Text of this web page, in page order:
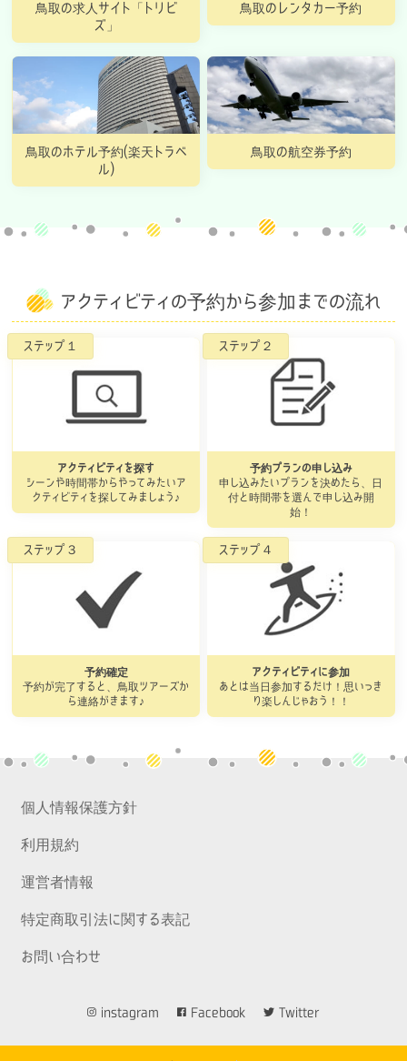
鳥取の求人サイト「トリビ
ズ」
鳥取のレンタカー予約
鳥取のホテル予約(楽天トラベ
ル)
鳥取の航空券予約
アクティビティの予約から参加までの流れ
アクティビティを探す
シーンや時間帯からやってみたいア
クティビティを探してみましょう♪
予約プランの申し込み
申し込みたいプランを決めたら、日
付と時間帯を選んで申し込み開
始！
予約確定
予約が完了すると、鳥取ツアーズか
ら連絡がきます♪
アクティビティに参加
あとは当日参加するだけ！思いっき
り楽しんじゃおう！！
個人情報保護方針
利用規約
運営者情報
特定商取引法に関する表記
お問い合わせ
instagram Facebook Twitter